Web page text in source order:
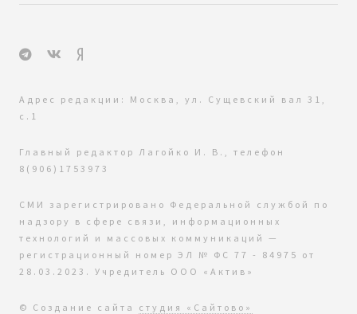
Адрес редакции: Москва, ул. Сущевский вал 31,
с.1
Главный редактор Лагойко И. В., телефон
8(906)1753973
СМИ зарегистрировано Федеральной службой по
надзору в сфере связи, информационных
технологий и массовых коммуникаций —
регистрационный номер ЭЛ № ФС 77 - 84975 от
28.03.2023. Учредитель ООО «Актив»
© Создание сайта студия «Сайтово»